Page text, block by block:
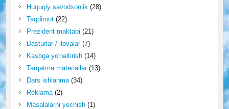
Huquqiy savodxonlik (28)
Taqdimot(22)
Prezident maktabi (21)
Dasturlar / ilovalar(7)
Kasbga yo'naltirish(14)
Tarqatma materiallar(13)
Dars ishlanma(34)
Reklama(2)
Masalalarni yechish(1)